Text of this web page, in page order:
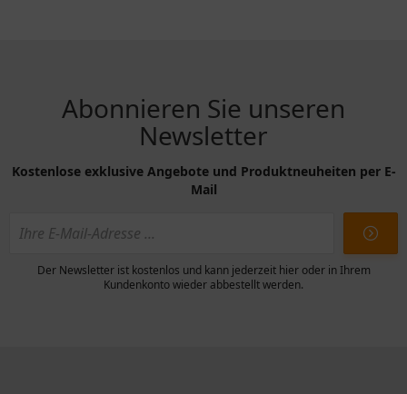
Abonnieren Sie unseren
Newsletter
Kostenlose exklusive Angebote und Produktneuheiten per E-
Mail
Der Newsletter ist kostenlos und kann jederzeit hier oder in Ihrem
Kundenkonto wieder abbestellt werden.